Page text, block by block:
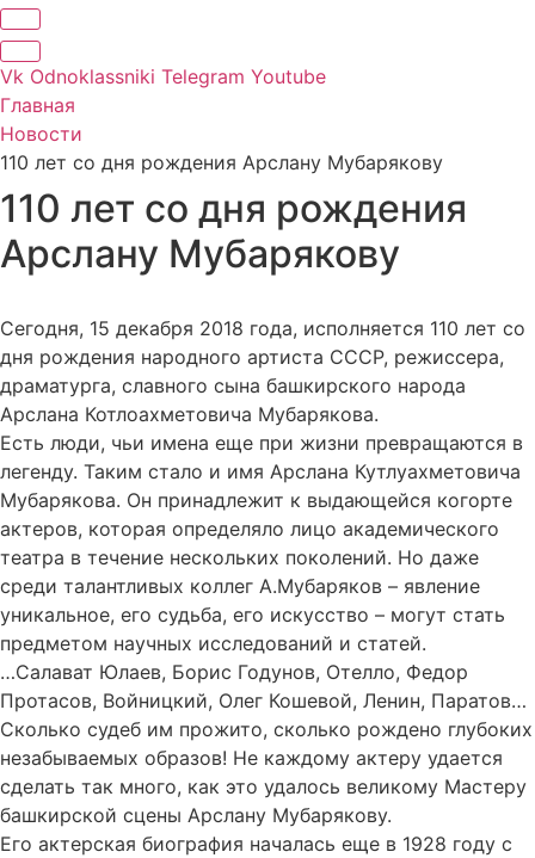
Vk Odnoklassniki Telegram Youtube
Главная
Новости
110 лет со дня рождения Арслану Мубарякову
110 лет со дня рождения
Арслану Мубарякову
Сегодня, 15 декабря 2018 года, исполняется 110 лет со
дня рождения народного артиста СССР, режиссера,
драматурга, славного сына башкирского народа
Арслана Котлоахметовича Мубарякова.
Есть люди, чьи имена еще при жизни превращаются в
легенду. Таким стало и имя Арслана Кутлуахметовича
Мубарякова. Он принадлежит к выдающейся когорте
актеров, которая определяло лицо академического
театра в течение нескольких поколений. Но даже
среди талантливых коллег А.Мубаряков – явление
уникальное, его судьба, его искусство – могут стать
предметом научных исследований и статей.
…Салават Юлаев, Борис Годунов, Отелло, Федор
Протасов, Войницкий, Олег Кошевой, Ленин, Паратов…
Сколько судеб им прожито, сколько рождено глубоких
незабываемых образов! Не каждому актеру удается
сделать так много, как это удалось великому Мастеру
башкирской сцены Арслану Мубарякову.
Его актерская биография началась еще в 1928 году с